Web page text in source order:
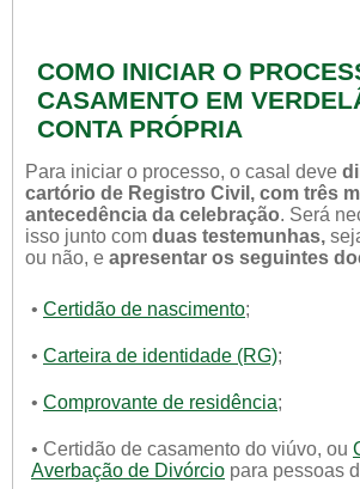
COMO INICIAR O
CASAMENTO EM
CONTA PRÓPRIA
Para iniciar o processo, o casal deve
cartório de Registro Civil, com três
antecedência da celebração. Será
isso junto com duas testemunhas,
ou não, e apresentar os seguintes
• Certidão de nascimento;
• Carteira de identidade (RG);
• Comprovante de residência;
• Certidão de casamento do viúvo, ou
Averbação de Divórcio para pessoas